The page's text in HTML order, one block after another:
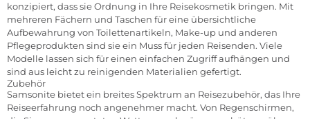
konzipiert, dass sie Ordnung in Ihre Reisekosmetik bringen. Mit
mehreren Fächern und Taschen für eine übersichtliche
Aufbewahrung von Toilettenartikeln, Make-up und anderen
Pflegeprodukten sind sie ein Muss für jeden Reisenden. Viele
Modelle lassen sich für einen einfachen Zugriff aufhängen und
sind aus leicht zu reinigenden Materialien gefertigt.
Zubehör
Samsonite bietet ein breites Spektrum an Reisezubehör, das Ihre
Reiseerfahrung noch angenehmer macht. Von Regenschirmen,